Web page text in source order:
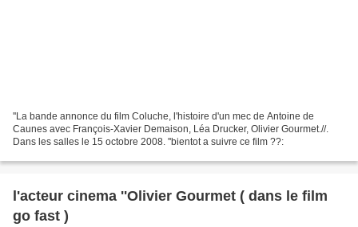
''La bande annonce du film Coluche, l'histoire d'un mec de Antoine de
Caunes avec François-Xavier Demaison, Léa Drucker, Olivier Gourmet.//.
Dans les salles le 15 octobre 2008. ''bientot a suivre ce film ??:
l'acteur cinema ''Olivier Gourmet ( dans le film
go fast )